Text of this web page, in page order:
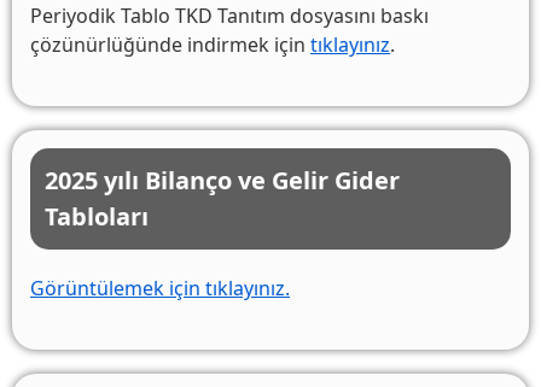
Periyodik Tablo TKD Tanıtım dosyasını baskı
çözünürlüğünde indirmek için tıklayınız.
2025 yılı Bilanço ve Gelir Gider
Tabloları
Görüntülemek için tıklayınız.